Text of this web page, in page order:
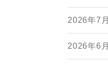
2026年7月
2026年6月